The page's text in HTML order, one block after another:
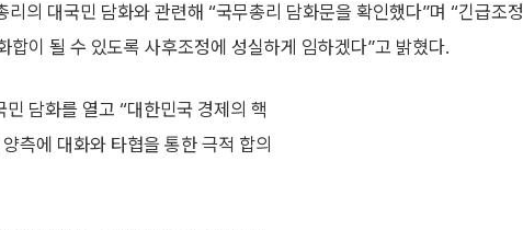
의 대국민 담화와 관련해 “국무총리 담화문을 확인했다”며 “긴급조정
이 될 수 있도록 사후조정에 성실하게 임하겠다”고 밝혔다.
담화를 열고 “대한민국 경제의 핵
측에 대화와 타협을 통한 극적 합의